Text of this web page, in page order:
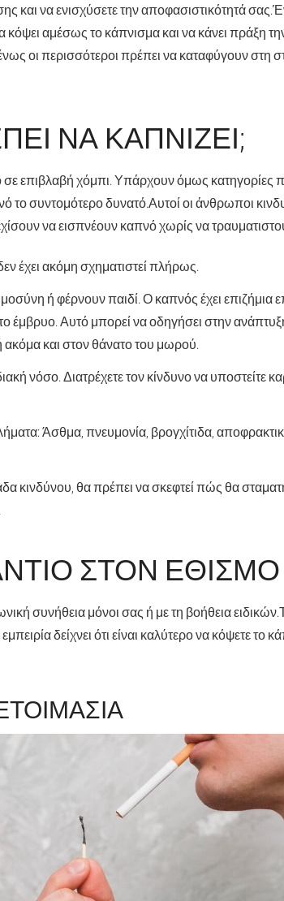
και να ενισχύσετε την αποφασιστικότητά σας.
κόψει αμέσως το κάπνισμα και να κάνει πράξη
οι περισσότεροι πρέπει να καταφύγουν στη
ΝΑ ΚΑΠΝΊΖΕΙ;
επιβλαβή χόμπι. Υπάρχουν όμως κατηγορίες
το συντομότερο δυνατό.Αυτοί οι άνθρωποι
να εισπνέουν καπνό χωρίς να
έχει ακόμη σχηματιστεί πλήρως.
ή φέρνουν παιδί. Ο καπνός έχει επιζήμια
έμβρυο. Αυτό μπορεί να οδηγήσει στην
και στον θάνατο του μωρού.
νόσο. Διατρέχετε τον κίνδυνο να υποστείτε
: Άσθμα, πνευμονία, βρογχίτιδα,
κινδύνου, θα πρέπει να σκεφτεί πώς θα
ΣΤΟΝ ΕΘΙΣΜΌ
συνήθεια μόνοι σας ή με τη βοήθεια ειδικών.
δείχνει ότι είναι καλύτερο να κόψετε το